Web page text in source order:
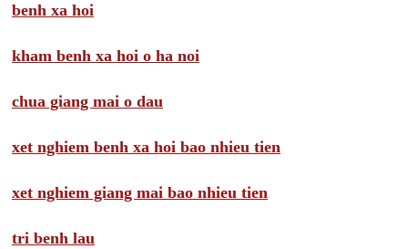
benh xa hoi
kham benh xa hoi o ha noi
chua giang mai o dau
xet nghiem benh xa hoi bao nhieu tien
xet nghiem giang mai bao nhieu tien
tri benh lau